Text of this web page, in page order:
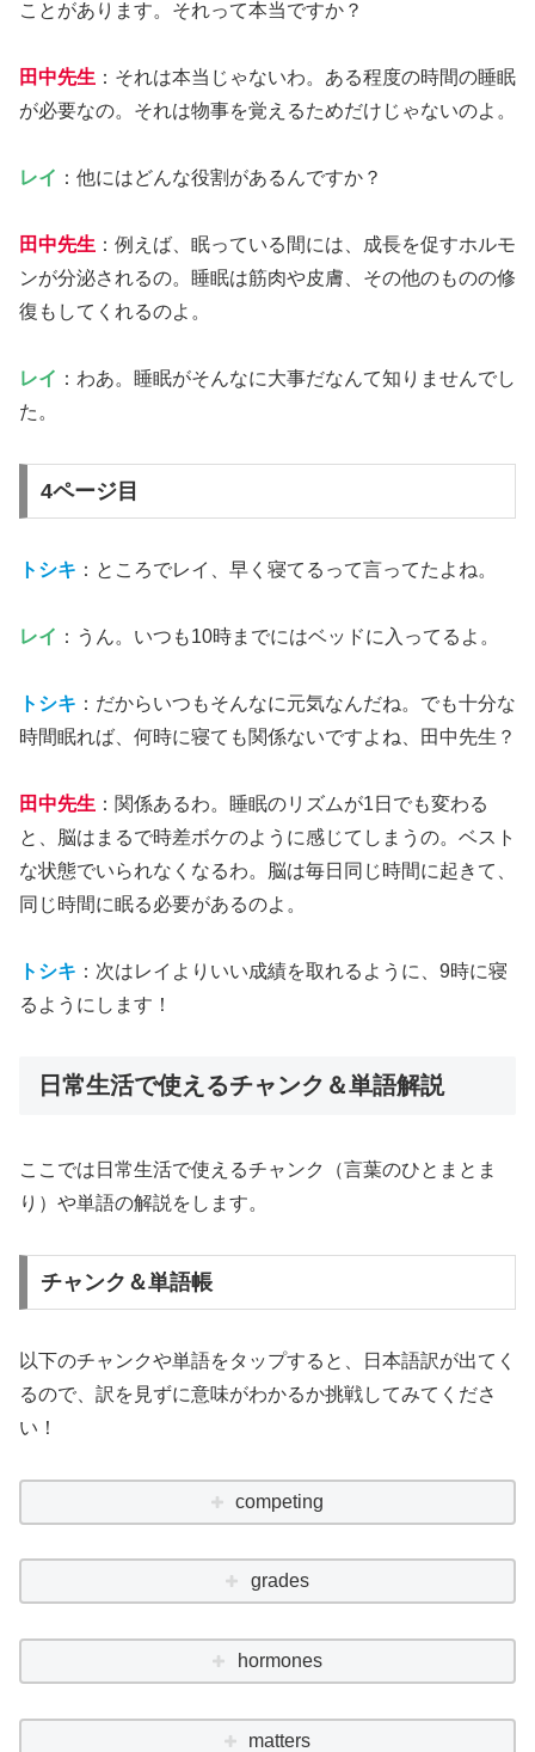
ことがあります。それって本当ですか？
田中先生 ：それは本当じゃないわ。ある程度の時間の睡眠
が必要なの。それは物事を覚えるためだけじゃないのよ。
レイ ：他にはどんな役割があるんですか？
田中先生 ：例えば、眠っている間には、成長を促すホルモ
ンが分泌されるの。睡眠は筋肉や皮膚、その他のものの修
復もしてくれるのよ。
レイ ：わあ。睡眠がそんなに大事だなんて知りませんでし
た。
4ページ目
トシキ ：ところでレイ、早く寝てるって言ってたよね。
レイ ：うん。いつも10時までにはベッドに入ってるよ。
トシキ ：だからいつもそんなに元気なんだね。でも十分な
時間眠れば、何時に寝ても関係ないですよね、田中先生？
田中先生 ：関係あるわ。睡眠のリズムが1日でも変わる
と、脳はまるで時差ボケのように感じてしまうの。ベスト
な状態でいられなくなるわ。脳は毎日同じ時間に起きて、
同じ時間に眠る必要があるのよ。
トシキ ：次はレイよりいい成績を取れるように、9時に寝
るようにします！
日常生活で使えるチャンク＆単語解説
ここでは日常生活で使えるチャンク（言葉のひとまとま
り）や単語の解説をします。
チャンク＆単語帳
以下のチャンクや単語をタップすると、日本語訳が出てく
るので、訳を見ずに意味がわかるか挑戦してみてくださ
い！
competing
grades
hormones
matters